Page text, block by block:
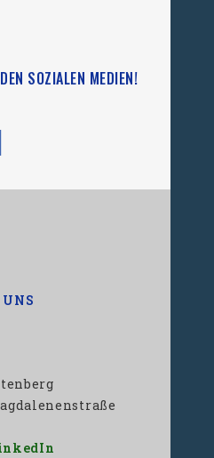
SOZIALEN MEDIEN!